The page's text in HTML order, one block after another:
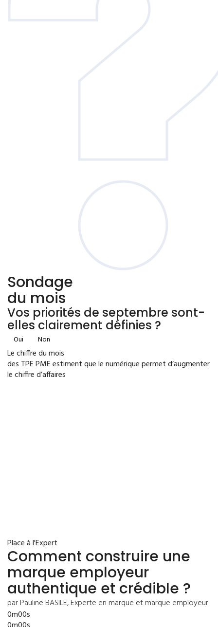
Sondage
du mois
Vos priorités de septembre sont-
elles clairement définies ?
Oui Non
Le chiffre du mois
des TPE PME estiment que le numérique permet d’augmenter
le chiffre d’affaires
Place à l'Expert
Comment construire une
marque employeur
authentique et crédible ?
par Pauline BASILE, Experte en marque et marque employeur
0m00s